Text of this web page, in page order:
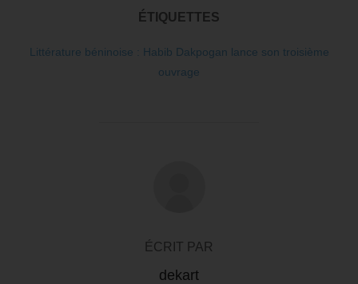
ÉTIQUETTES
Littérature béninoise : Habib Dakpogan lance son troisième
ouvrage
ÉCRIT PAR
dekart